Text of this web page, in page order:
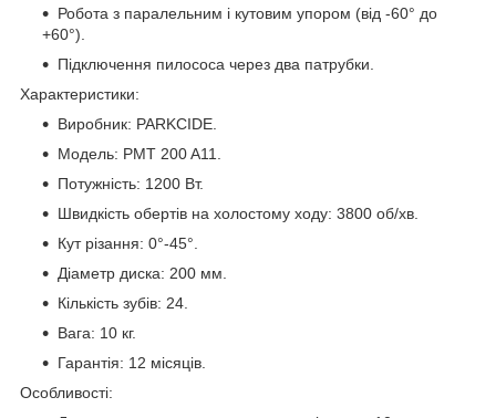
Робота з паралельним і кутовим упором (від -60° до
+60°).
Підключення пилососа через два патрубки.
Характеристики:
Виробник: PARKCIDE.
Модель: PMT 200 A11.
Потужність: 1200 Вт.
Швидкість обертів на холостому ходу: 3800 об/хв.
Кут різання: 0°-45°.
Діаметр диска: 200 мм.
Кількість зубів: 24.
Вага: 10 кг.
Гарантія: 12 місяців.
Особливості: